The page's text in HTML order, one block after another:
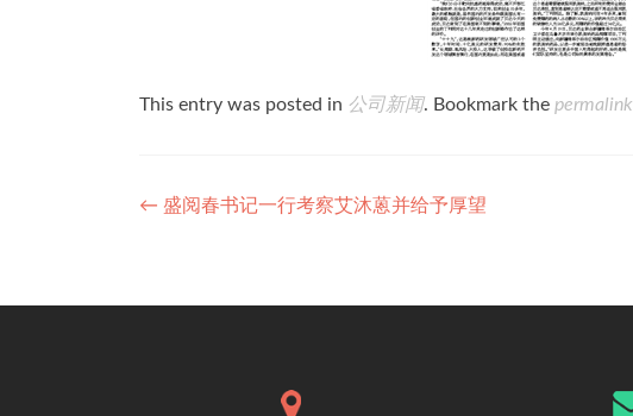
This entry was posted in 公司新闻. Bookmark the permalink
Post
← 盛阅春书记一行考察艾沐蒽并给予厚望